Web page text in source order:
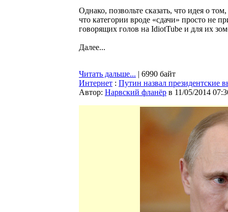
Однако, позвольте сказать, что идея о
что категории вроде «сдачи» просто не
говорящих голов на IdiotTube и для их
Далее...
Читать дальше... | 6990 байт
Интернет : Путин назвал президентские
Автор: Нарвский фланёр в 11/05/2014